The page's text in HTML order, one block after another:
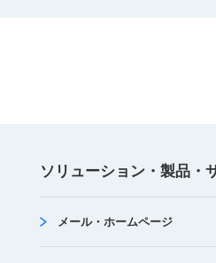
ソリューション・製品・
メール・ホームページ